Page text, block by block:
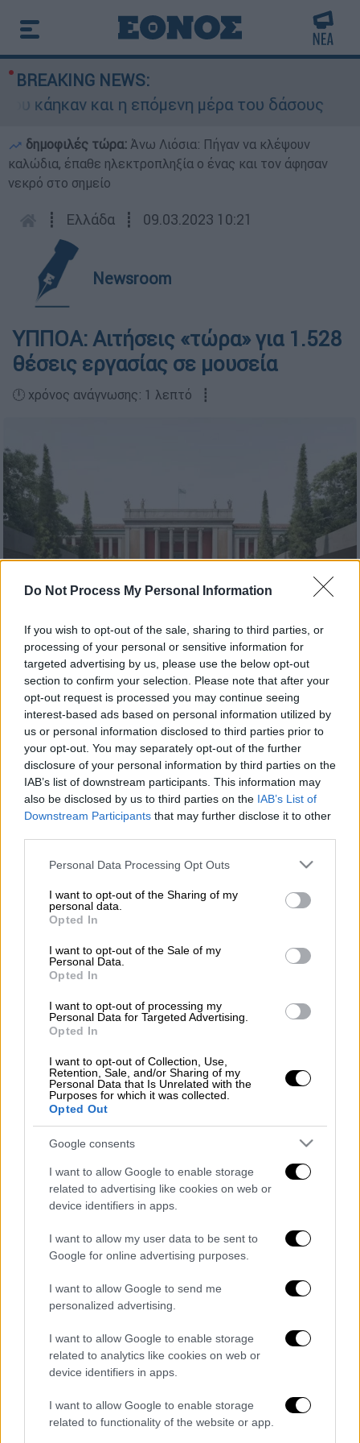
Do Not Process My Personal Information
If you wish to opt-out of the sale, sharing to third parties, or
processing of your personal or sensitive information for
targeted advertising by us, please use the below opt-out
section to confirm your selection. Please note that after your
opt-out request is processed you may continue seeing
interest-based ads based on personal information utilized by
us or personal information disclosed to third parties prior to
your opt-out. You may separately opt-out of the further
disclosure of your personal information by third parties on the
IAB’s list of downstream participants. This information may
also be disclosed by us to third parties on the IAB’s List of
Downstream Participants that may further disclose it to other
Please note that this website/app uses one or more Google
not limited to your visit or usage behaviour. You may click to
grant or deny consent to Google and its third-party tags to
use your data for below specified purposes in below Google
consent section.
Personal Data Processing Opt Outs
I want to opt-out of the Sharing of my
personal data.
Opted In
I want to opt-out of the Sale of my
Personal Data.
Opted In
I want to opt-out of processing my
Personal Data for Targeted Advertising.
Opted In
I want to opt-out of Collection, Use,
Retention, Sale, and/or Sharing of my
Personal Data that Is Unrelated with the
Purposes for which it was collected.
Opted Out
Google consents
I want to allow Google to enable storage
related to advertising like cookies on web or
device identifiers in apps.
I want to allow my user data to be sent to
Google for online advertising purposes.
I want to allow Google to send me
personalized advertising.
I want to allow Google to enable storage
related to analytics like cookies on web or
device identifiers in apps.
I want to allow Google to enable storage
related to functionality of the website or app.
BREAKING NEWS:
κάηκαν και η επόμενη μέρα του δάσους
δημοφιλές τώρα: Άνω Λιόσια: Πήγαν να κλέψουν
καλώδια, έπαθε ηλεκτροπληξία ο ένας και τον άφησαν
νεκρό στο σημείο
┋ Ελλάδα ┋ 09.03.2023 10:21
Newsroom
ΥΠΠΟΑ: Αιτήσεις «τώρα» για 1.528
θέσεις εργασίας σε μουσεία
🕛 χρόνος ανάγνωσης: 1 λεπτό ┋
Προσθέστε το ΕΘΝΟΣ στη Google
Ενεργές εξακολουθούν να είναι
οιαιτήσειςγια συνολικά1.528 θέσεις
εργασίαςστο υπουργείο Πολιτισμού και
Αθλητισμού, με συμβάσεις εργασίας
ιδιωτικού δικαίου ορισμένου χρόνου.
Διαβάστε περισσότερα στοproson.gr.
ΟΛΕΣ ΟΙ ΕΙΔΗΣΕΙΣ
Τέμπη: Σε τι απάντησε και σε τι όχι ο
Γεραπετρίτης – Οι «γκρίζες» ζώνες, οι
κυβερνητικές καθυστερήσεις και η
διάχυση ευθυνών
της Hellenic Train για εισιτήρια Αθήνα-
Θεσσαλονίκη - Κανονικά οι πληρωμές
Εικόνες ντροπής στο Αττικό Ζωολογικό
Πάρκο - Άγνωστοι εγκατέλειψαν λευκό
τιγράκι σε κάδο
Εurostat: Δεν εγγράφονται τελικά στο
χρέος οι εγγυήσεις του Ηρακλή -
Το φιλί γίνεται βαρύ ποινικό αδίκημα –
Ακόμα και ποινή θανάτου σε ζευγαράκια
Διαβάστε ακόμη
Η «ακτινογραφία» της καταστροφής από
τις φωτιές στη Δυτική Αττική - Οι
εκτάσεις που κάηκαν και η επόμενη μέρα
«Κλειδί» η ιατροδικαστική για τον 90χρονο
που έκρυβε ο γιος του στον καταψύκτη -
«Τον αγαπούσε παθολογικά»
Το βαρύ τίμημα της υπογεννητικότητας: 11